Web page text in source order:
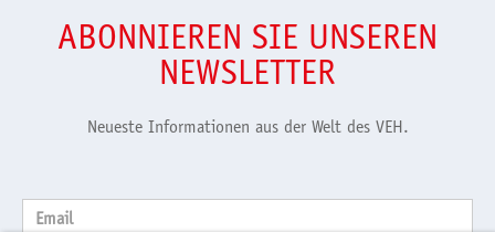
ABONNIEREN SIE UNSEREN
NEWSLETTER
Neueste Informationen aus der Welt des VEH.
Email